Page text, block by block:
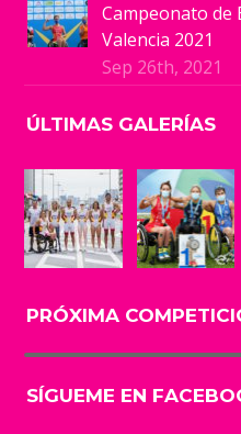
Campeonato
Valencia 2021
Sep 26th, 2021
ÚLTIMAS GALERÍAS
PRÓXIMA
SÍGUEME EN